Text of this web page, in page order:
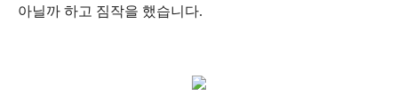
아닐까 하고 짐작을 했습니다.